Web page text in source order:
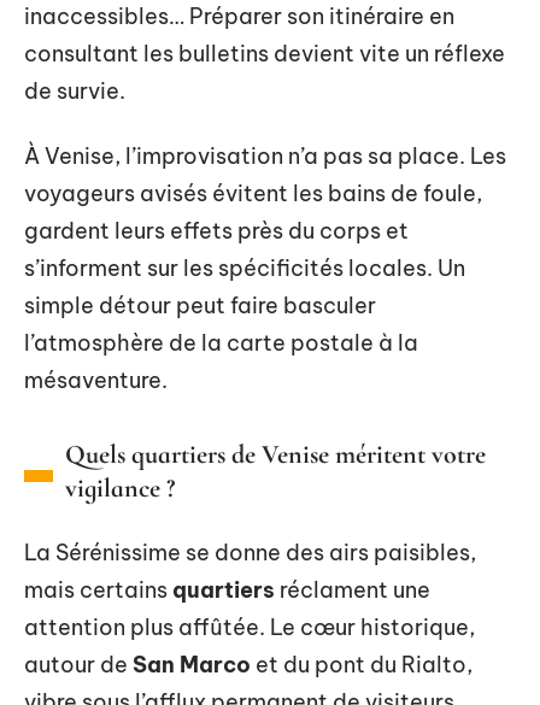
inaccessibles… Préparer son itinéraire en
consultant les bulletins devient vite un réflexe
de survie.
À Venise, l’improvisation n’a pas sa place. Les
voyageurs avisés évitent les bains de foule,
gardent leurs effets près du corps et
s’informent sur les spécificités locales. Un
simple détour peut faire basculer
l’atmosphère de la carte postale à la
mésaventure.
Quels quartiers de Venise méritent votre
vigilance ?
La Sérénissime se donne des airs paisibles,
mais certains quartiers réclament une
attention plus affûtée. Le cœur historique,
autour de San Marco et du pont du Rialto,